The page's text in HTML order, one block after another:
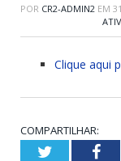
POR CR2-ADMIN2 EM
Clique aqui
COMPARTILHAR:
Twitter